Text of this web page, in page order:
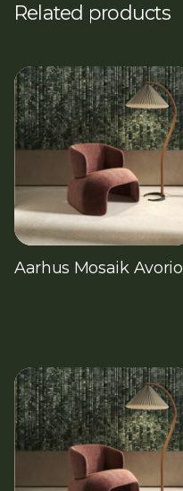
Related products
Aarhus Mosaik Avorio